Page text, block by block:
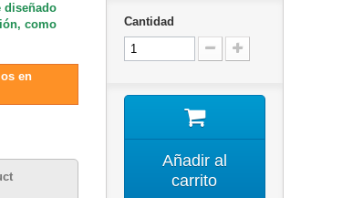
diseñado
como
en
Cantidad
Añadir al
carrito